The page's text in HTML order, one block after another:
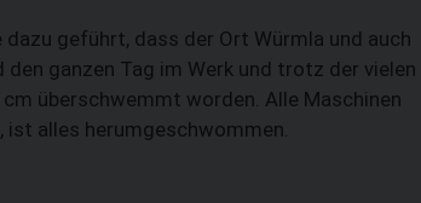
geführt, dass der Ort Würmla und auch
ganzen Tag im Werk und trotz der vielen
überschwemmt worden. Alle Maschinen
alles herumgeschwommen.